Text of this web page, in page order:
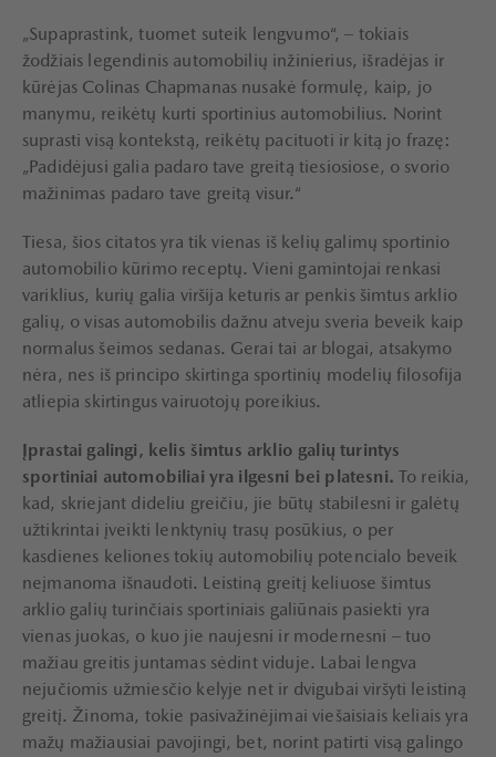
„Supaprastink, tuomet suteik lengvumo“, – tokiais
žodžiais legendinis automobilių inžinierius, išradėjas ir
kūrėjas Colinas Chapmanas nusakė formulę, kaip, jo
manymu, reikėtų kurti sportinius automobilius. Norint
suprasti visą kontekstą, reikėtų pacituoti ir kitą jo frazę:
„Padidėjusi galia padaro tave greitą tiesiosiose, o svorio
mažinimas padaro tave greitą visur.“
Tiesa, šios citatos yra tik vienas iš kelių galimų sportinio
automobilio kūrimo receptų. Vieni gamintojai renkasi
variklius, kurių galia viršija keturis ar penkis šimtus arklio
galių, o visas automobilis dažnu atveju sveria beveik kaip
normalus šeimos sedanas. Gerai tai ar blogai, atsakymo
nėra, nes iš principo skirtinga sportinių modelių filosofija
atliepia skirtingus vairuotojų poreikius.
Įprastai galingi, kelis šimtus arklio galių turintys
sportiniai automobiliai yra ilgesni bei platesni. To reikia,
kad, skriejant dideliu greičiu, jie būtų stabilesni ir galėtų
užtikrintai įveikti lenktynių trasų posūkius, o per
kasdienes keliones tokių automobilių potencialo beveik
neįmanoma išnaudoti. Leistiną greitį keliuose šimtus
arklio galių turinčiais sportiniais galiūnais pasiekti yra
vienas juokas, o kuo jie naujesni ir modernesni – tuo
mažiau greitis juntamas sėdint viduje. Labai lengva
nejučiomis užmiesčio kelyje net ir dvigubai viršyti leistiną
greitį. Žinoma, tokie pasivažinėjimai viešaisiais keliais yra
mažų mažiausiai pavojingi, bet, norint patirti visą galingo